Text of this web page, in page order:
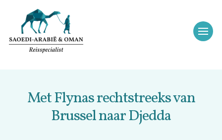
Met Flynas rechtstreeks van
Brussel naar Djedda